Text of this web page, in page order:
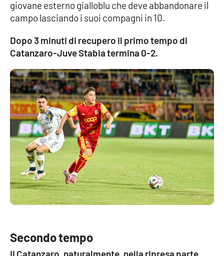
Lacplay.it
Laconair.it
Lacitymag.it
Lacapitalenews.it
Ilreggino.it
Cosenzachannel.it
Ilvibonese.it
Catanzarochannel.it
APP
giovane esterno gialloblu che deve abbandonare il
campo lasciando i suoi compagni in 10.
Dopo 3 minuti di recupero il primo tempo di
Catanzaro-Juve Stabia termina 0-2.
Secondo tempo